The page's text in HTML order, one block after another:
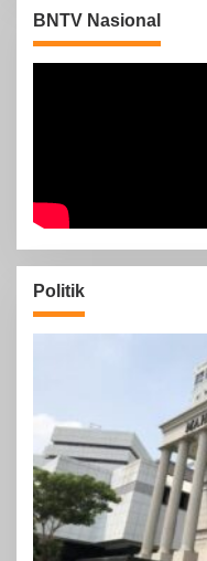
BNTV Nasional
Politik